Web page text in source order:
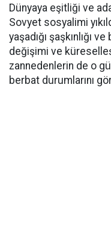
Dünyaya eşitliği ve
Sovyet sosyalimi
yaşadığı şaşkınlığı
değişimi ve
zannedenlerin de o
berbat durumlarını